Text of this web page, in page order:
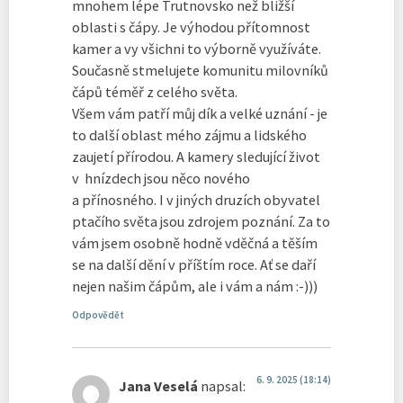
mnohem lépe Trutnovsko než bližší
oblasti s čápy. Je výhodou přítomnost
kamer a vy všichni to výborně využíváte.
Současně stmelujete komunitu milovníků
čápů téměř z celého světa.
Všem vám patří můj dík a velké uznání - je
to další oblast mého zájmu a lidského
zaujetí přírodou. A kamery sledující život
v hnízdech jsou něco nového
a přínosného. I v jiných druzích obyvatel
ptačího světa jsou zdrojem poznání. Za to
vám jsem osobně hodně vděčná a těším
se na další dění v příštím roce. Ať se daří
nejen našim čápům, ale i vám a nám :-)))
Odpovědět
Jana Veselá napsal: 6. 9. 2025 (18:14)